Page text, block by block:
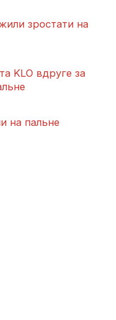
зростати на
KLO вдруге за
на пальне